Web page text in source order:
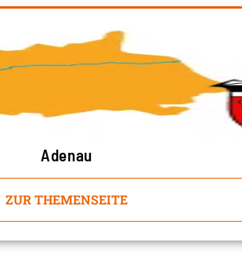
Adenau
ZUR THEMENSEITE